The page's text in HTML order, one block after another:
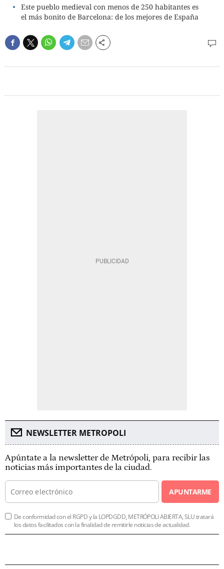
Este pueblo medieval con menos de 250 habitantes es
el más bonito de Barcelona: de los mejores de España
NEWSLETTER METROPOLI
Apúntate a la newsletter de Metrópoli, para recibir las
noticias más importantes de la ciudad.
APUNTARME
De conformidad con el RGPD y la LOPDGDD, METRÓPOLI ABIERTA, SLU tratará
los datos facilitados con la finalidad de remitirle noticias de actualidad.